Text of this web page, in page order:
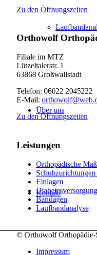
Über uns
Kontakt
Zu den Öffnungszeiten
Orthowolf
Filiale im MTZ
Lützeltalerstr. 1
63868 Großwallstadt
Telefon: 06022 2045222
E-Mail:
Zu den Öffnungszeiten
Leistungen
Orthopädische
Einlagen
Diabetesversorgung
Bandagen
Laufbandanalyse
© Orthowolf Orthopädie-
Impressum